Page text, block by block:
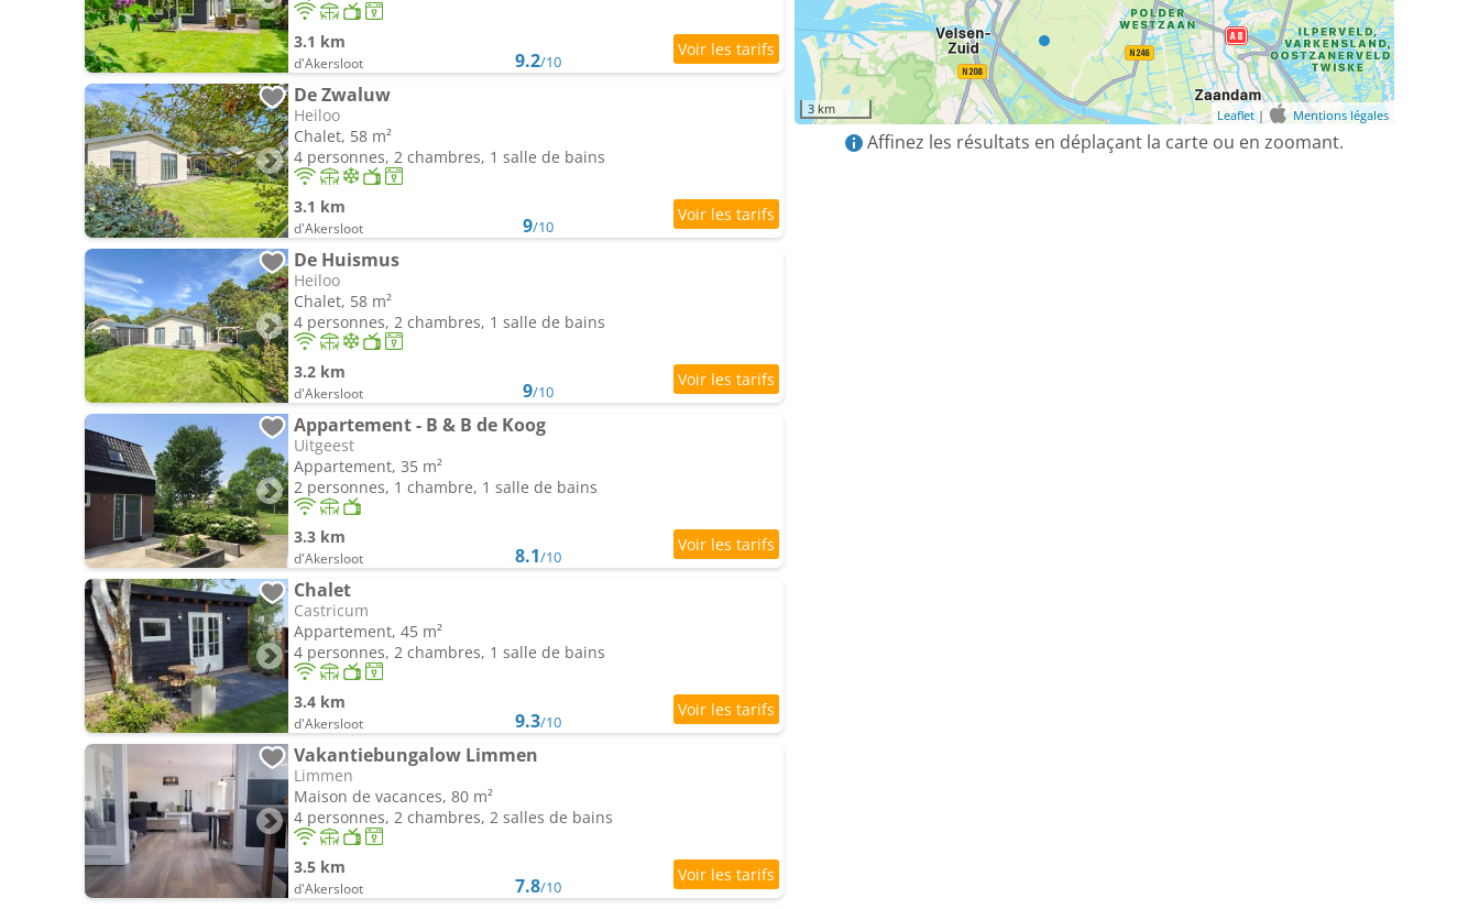
3.1 km
d'Akersloot 9.2/10
De Zwaluw
Heiloo
Chalet, 58 m²
4 personnes, 2 chambres, 1 salle de bains
3.1 km
d'Akersloot 9/10
De Huismus
Heiloo
Chalet, 58 m²
4 personnes, 2 chambres, 1 salle de bains
3.2 km
d'Akersloot 9/10
Appartement - B & B de Koog
Uitgeest
Appartement, 35 m²
2 personnes, 1 chambre, 1 salle de bains
3.3 km
d'Akersloot 8.1/10
Chalet
Castricum
Appartement, 45 m²
4 personnes, 2 chambres, 1 salle de bains
3.4 km
d'Akersloot 9.3/10
Vakantiebungalow Limmen
Limmen
Maison de vacances, 80 m²
4 personnes, 2 chambres, 2 salles de bains
3.5 km
d'Akersloot 7.8/10
3 km Leaflet| Mentions légales
Affinez les résultats en déplaçant la carte ou en zoomant.